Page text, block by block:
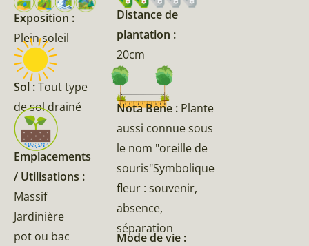
Exposition :
Plein soleil
Sol :Tout type
de sol drainé
Emplacements
/ Utilisations :
Massif
Jardinière
pot ou bac
Distance de
plantation :
20cm
Nota Bene : Plante
aussi connue sous
le nom "oreille de
souris"Symbolique
fleur : souvenir,
absence,
séparation
Mode de vie :